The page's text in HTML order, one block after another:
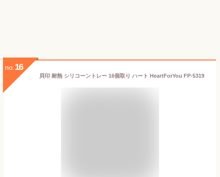
no. 16
貝印 耐熱 シリコーントレー 16個取り ハート HeartForYou FP-5319